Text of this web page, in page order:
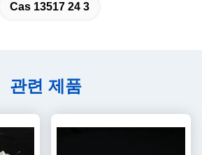
Cas 13517 24 3
관련 제품